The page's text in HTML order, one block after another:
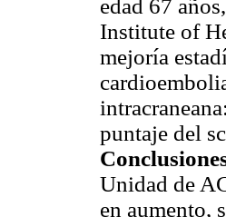
edad 67
Institute of
mejoría
puntaje del
Unidad de
en aumento,